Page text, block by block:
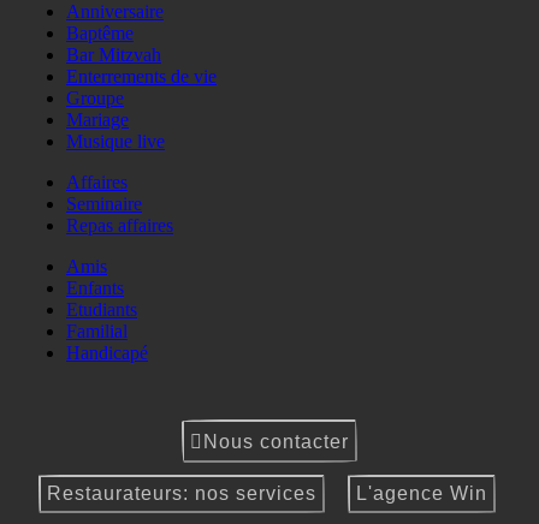
Anniversaire
Baptême
Bar Mitzvah
Enterrements de vie
Groupe
Mariage
Musique live
Affaires
Seminaire
Repas affaires
Amis
Enfants
Etudiants
Familial
Handicapé
Nous contacter
Restaurateurs: nos services L'agence Win